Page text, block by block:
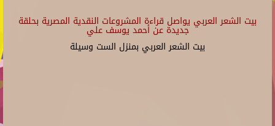
بيت الشعر العربي يواصل قراءة المشروعات النقدية المصرية بحلقة
جديدة عن أحمد يوسف علي
بيت الشعر العربي بمنزل الست وسيلة